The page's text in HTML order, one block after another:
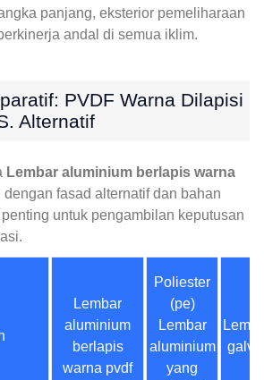
panjang, eksterior pemeliharaan
andal di semua iklim.
PVDF Warna Dilapisi
Alternatif
Lembar aluminium berlapis warna
fasad alternatif dan bahan
untuk pengambilan keputusan
Lembar
aluminium
berlapis
warna pvdf
Poliester
(pe)
Lembar
aluminium
yang